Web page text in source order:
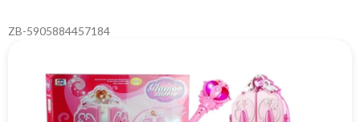
ZB-5905884457184